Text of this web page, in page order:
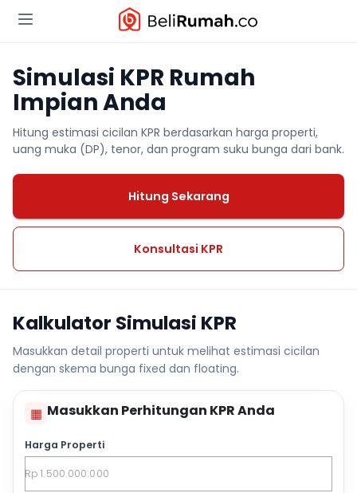
Simulasi KPR Rumah
Impian Anda
Hitung estimasi cicilan KPR berdasarkan harga properti,
uang muka (DP), tenor, dan program suku bunga dari bank.
Hitung Sekarang
Konsultasi KPR
Kalkulator Simulasi KPR
Masukkan detail properti untuk melihat estimasi cicilan
dengan skema bunga fixed dan floating.
▦ Masukkan Perhitungan KPR Anda
Harga Properti